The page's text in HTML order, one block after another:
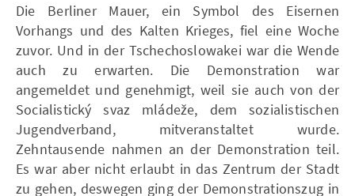
Die Berliner Mauer, ein Symbol des Eisernen
Vorhangs und des Kalten Krieges, fiel eine Woche
zuvor. Und in der Tschechoslowakei war die Wende
auch zu erwarten. Die Demonstration war
angemeldet und genehmigt, weil sie auch von der
Socialistický svaz mládeže, dem sozialistischen
Jugendverband, mitveranstaltet wurde.
Zehntausende nahmen an der Demonstration teil.
Es war aber nicht erlaubt in das Zentrum der Stadt
zu gehen, deswegen ging der Demonstrationszug in